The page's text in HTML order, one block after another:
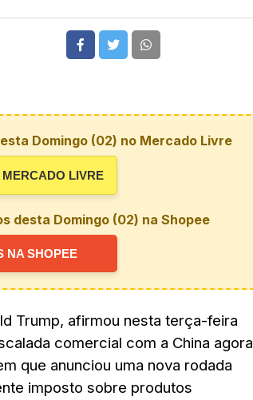
Domingo (02) no Mercado Livre
LIVRE
desta Domingo (02) na Shopee
NA SHOPEE
Trump, afirmou nesta terça-feira
comercial com a China agora
que anunciou uma nova rodada
imposto sobre produtos